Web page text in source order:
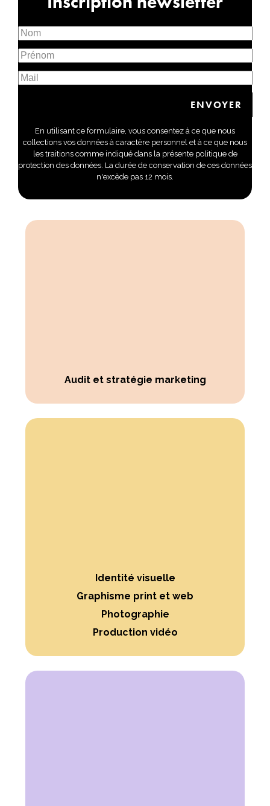
En utilisant ce formulaire, vous consentez à ce que nous
collections vos données à caractère personnel et à ce que nous
les traitions comme indiqué dans la présente politique de
protection des données. La durée de conservation de ces données
n'excède pas 12 mois.
Audit et stratégie marketing
Identité visuelle
Graphisme print et web
Photographie
Production vidéo